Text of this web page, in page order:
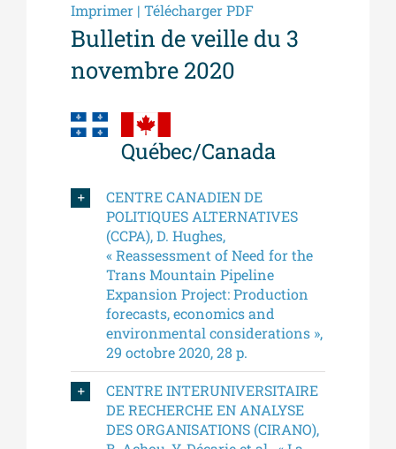
Imprimer | Télécharger PDF
Bulletin de veille du 3
novembre 2020
Québec/Canada
CENTRE CANADIEN DE
POLITIQUES ALTERNATIVES
(CCPA), D. Hughes,
« Reassessment of Need for the
Trans Mountain Pipeline
Expansion Project: Production
forecasts, economics and
environmental considerations »,
29 octobre 2020, 28 p.
CENTRE INTERUNIVERSITAIRE
DE RECHERCHE EN ANALYSE
DES ORGANISATIONS (CIRANO),